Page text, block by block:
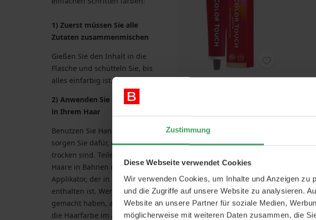
Zustimmung
Diese Webseite verwendet Cookies
Wir verwenden Cookies, um Inhalte und Anzeigen
und die Zugriffe auf unsere Website zu analysieren.
Website an unsere Partner für soziale Medien,
möglicherweise mit weiteren Daten zusammen, die
In den Warenkorb
1) Zuerst müssen Sie alle
Zutaten zusammenmischen
Gießen Sie den Inhalt in die
Flasche und schütteln Sie, bis
alles einfarbig ist.
2) Anwenden Sie die Haarfarbe
in Ihrem Haar
Benutzen Sie Handschuhe und
sorgen Sie dafür, dass die Haare
trocken sind. Teilen Sie die
Haare in Bahnen mit Hilfe des
Applikator, der in der Packung
enthalten ist. Wenn Sie das
gemacht haben, anwenden Sie
die Haarfarbe im Ansatz.